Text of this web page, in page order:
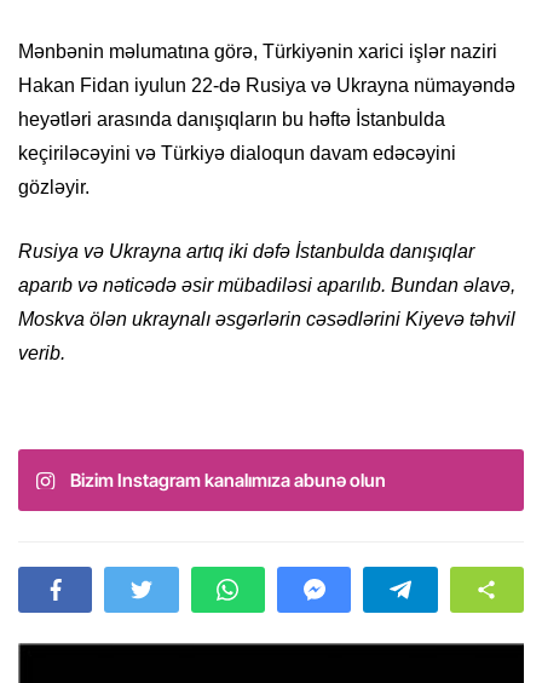
Mənbənin məlumatına görə, Türkiyənin xarici işlər naziri
Hakan Fidan iyulun 22-də Rusiya və Ukrayna nümayəndə
heyətləri arasında danışıqların bu həftə İstanbulda
keçiriləcəyini və Türkiyə dialoqun davam edəcəyini
gözləyir.
Rusiya və Ukrayna artıq iki dəfə İstanbulda danışıqlar
aparıb və nəticədə əsir mübadiləsi aparılıb. Bundan əlavə,
Moskva ölən ukraynalı əsgərlərin cəsədlərini Kiyevə təhvil
verib.
Bizim Instagram kanalımıza abunə olun